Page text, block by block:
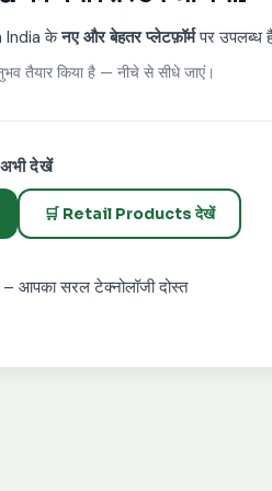
India केनए और बेहतर प्लेटफ़ॉर्मपर उपलब्ध
तैयार किया है — नीचे से सीधे जाएं।
अभी देखें
🛒 Retail Products देखें
आपका सरल टेक्नोलॉजी दोस्त